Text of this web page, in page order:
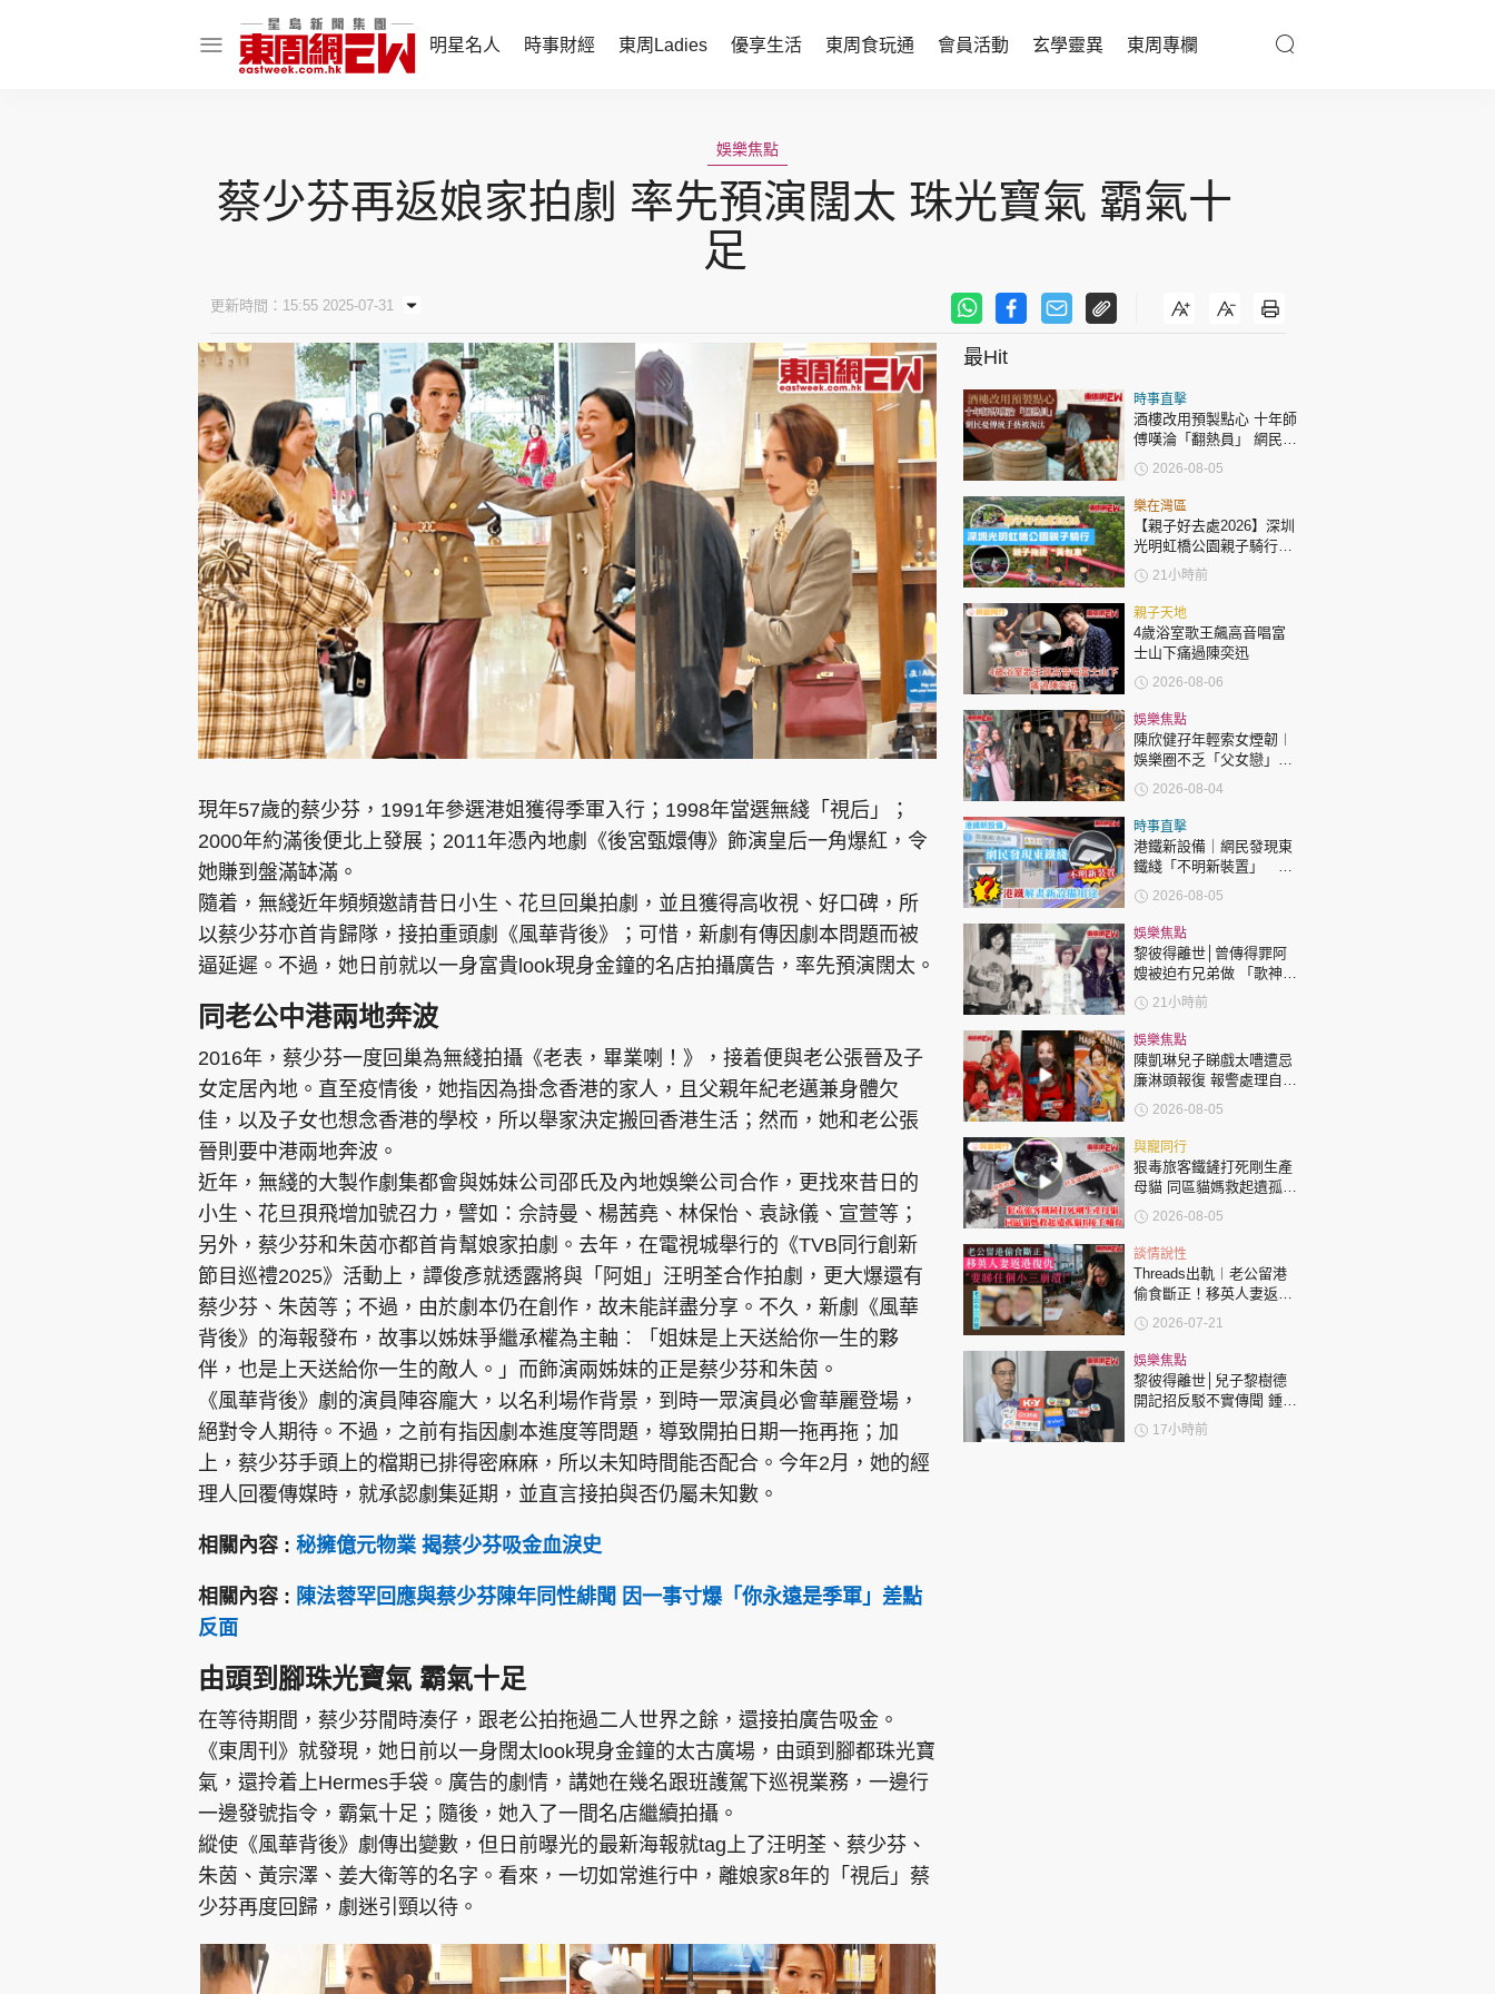
明星名人 時事財經 東周Ladies 優享生活 東周食玩通 會員活動 玄學靈異 東周專欄
話題人物 財經智庫 時尚生活 親子天地
東周食玩通
樂在灣區
飲食玩樂
會員活動
東周JETSO
玄學靈異
東勝運程
智富天下 李居明
神機妙算 李丞責
緣來有理 麥玲玲
鬼靈精怪 威師兄
娛樂名人
文化藝術
時政財經
健康生活
飲食旅遊
集團旗下品牌
東周刊 cazbuyer 東Touch PCM 電腦廣場 星島頭條 星島日報 頭條日報 星島環球 The Standard 親子王
Oh!爸媽 JobMarket
關於我們 聯絡我們 隱私政策聲明 使用條款 版權及免責聲明 Copyright © 東周網 版權所有 . 不得轉載 ©Eastweek.com.hk. All rights reserved.
娛樂焦點
蔡少芬再返娘家拍劇 率先預演闊太 珠光寶氣 霸氣十
足
更新時間：15:55 2025-07-31
現年57歲的蔡少芬，1991年參選港姐獲得季軍入行；1998年當選無綫「視后」；
2000年約滿後便北上發展；2011年憑內地劇《後宮甄嬛傳》飾演皇后一角爆紅，令
她賺到盤滿缽滿。
隨着，無綫近年頻頻邀請昔日小生、花旦回巢拍劇，並且獲得高收視、好口碑，所
以蔡少芬亦首肯歸隊，接拍重頭劇《風華背後》；可惜，新劇有傳因劇本問題而被
逼延遲。不過，她日前就以一身富貴look現身金鐘的名店拍攝廣告，率先預演闊太。
同老公中港兩地奔波
2016年，蔡少芬一度回巢為無綫拍攝《老表，畢業喇！》，接着便與老公張晉及子
女定居內地。直至疫情後，她指因為掛念香港的家人，且父親年紀老邁兼身體欠
佳，以及子女也想念香港的學校，所以舉家決定搬回香港生活；然而，她和老公張
晉則要中港兩地奔波。
近年，無綫的大製作劇集都會與姊妹公司邵氏及內地娛樂公司合作，更找來昔日的
小生、花旦孭飛增加號召力，譬如：佘詩曼、楊茜堯、林保怡、袁詠儀、宣萱等；
另外，蔡少芬和朱茵亦都首肯幫娘家拍劇。去年，在電視城舉行的《TVB同行創新
節目巡禮2025》活動上，譚俊彥就透露將與「阿姐」汪明荃合作拍劇，更大爆還有
蔡少芬、朱茵等；不過，由於劇本仍在創作，故未能詳盡分享。不久，新劇《風華
背後》的海報發布，故事以姊妹爭繼承權為主軸︰「姐妹是上天送給你一生的夥
伴，也是上天送給你一生的敵人。」而飾演兩姊妹的正是蔡少芬和朱茵。
《風華背後》劇的演員陣容龐大，以名利場作背景，到時一眾演員必會華麗登場，
絕對令人期待。不過，之前有指因劇本進度等問題，導致開拍日期一拖再拖；加
上，蔡少芬手頭上的檔期已排得密麻麻，所以未知時間能否配合。今年2月，她的經
理人回覆傳媒時，就承認劇集延期，並直言接拍與否仍屬未知數。
相關內容 : 秘擁億元物業 揭蔡少芬吸金血淚史
相關內容 : 陳法蓉罕回應與蔡少芬陳年同性緋聞 因一事寸爆「你永遠是季軍」差點
反面
由頭到腳珠光寶氣 霸氣十足
在等待期間，蔡少芬閒時湊仔，跟老公拍拖過二人世界之餘，還接拍廣告吸金。
《東周刊》就發現，她日前以一身闊太look現身金鐘的太古廣場，由頭到腳都珠光寶
氣，還拎着上Hermes手袋。廣告的劇情，講她在幾名跟班護駕下巡視業務，一邊行
一邊發號指令，霸氣十足；隨後，她入了一間名店繼續拍攝。
縱使《風華背後》劇傳出變數，但日前曝光的最新海報就tag上了汪明荃、蔡少芬、
朱茵、黃宗澤、姜大衛等的名字。看來，一切如常進行中，離娘家8年的「視后」蔡
少芬再度回歸，劇迷引頸以待。
最Hit
時事直擊
酒樓改用預製點心 十年師
傅嘆淪「翻熱員」 網民憂
傳統手藝被淘汰
2026-08-05
樂在灣區
【親子好去處2026】深圳
光明虹橋公園親子騎行：
「電助力黃包車」2小時
環湖
21小時前
親子天地
4歲浴室歌王飆高音唱富
士山下痛過陳奕迅
2026-08-06
娛樂焦點
陳欣健孖年輕索女煙韌︱
娛樂圈不乏「父女戀」
「爺孫戀」 年齡差距最大
達51歲 最受矚目有李龍
基謝賢
2026-08-04
時事直擊
港鐵新設備｜網民發現東
鐵綫「不明新裝置」 港
鐵解畫新設備用途
2026-08-05
娛樂焦點
黎彼得離世│曾傳得罪阿
嫂被迫冇兄弟做 「歌神」
許冠傑親筆撰寫悼念忘友
21小時前
娛樂焦點
陳凱琳兒子睇戲太嘈遭忌
廉淋頭報復 報警處理自責
護子不力 歐錦棠陳倩揚齊
表態「媽媽有責任」
2026-08-05
與寵同行
狠毒旅客鐵鏟打死剛生產
母貓 同區貓媽救起遺孤貓
B接手哺育
2026-08-05
談情說性
Threads出軌︱老公留港
偷食斷正！移英人妻返港
復仇：要睇住個小三崩
潰！
2026-07-21
娛樂焦點
黎彼得離世│兒子黎樹德
開記招反駁不實傳聞 鍾志
光代好友澄清：冇經濟問
題
17小時前